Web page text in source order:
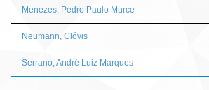
Menezes, Pedro Paulo Murce
Neumann, Clóvis
Serrano, André Luiz Marques